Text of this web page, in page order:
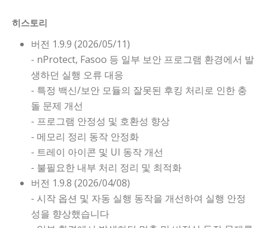
히스토리
버전 1.9.9 (2026/05/11)
- nProtect, Fasoo 등 일부 보안 프로그램 환경에서 발
생하던 실행 오류 대응
- 특정 백신/보안 모듈의 잘못된 후킹 처리로 인한 충
돌 문제 개선
- 프로그램 안정성 및 호환성 향상
- 메모리 정리 동작 안정화
- 트레이 아이콘 및 UI 동작 개선
- 불필요한 내부 처리 정리 및 최적화
버전 1.9.8 (2026/04/08)
- 시작 옵션 및 자동 실행 동작을 개선하여 실행 안정
성을 향상했습니다